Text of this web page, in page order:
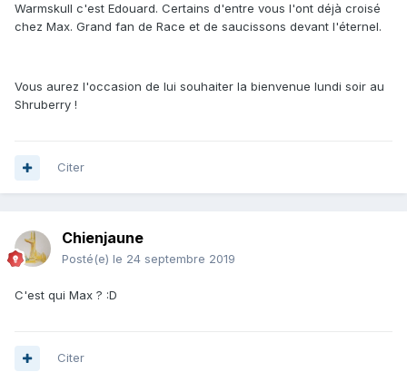
Warmskull c'est Edouard. Certains d'entre vous l'ont déjà croisé
chez Max. Grand fan de Race et de saucissons devant l'éternel.
Vous aurez l'occasion de lui souhaiter la bienvenue lundi soir au
Shruberry !
Citer
Chienjaune
Posté(e) le 24 septembre 2019
C'est qui Max ? :D
Citer